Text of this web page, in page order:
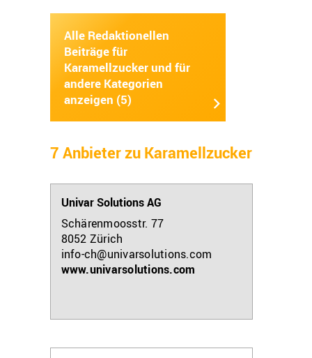
Alle Redaktionellen
Beiträge für
Karamellzucker und für
andere Kategorien
anzeigen (5)
7 Anbieter zu Karamellzucker
Univar Solutions AG
Schärenmoosstr. 77
8052 Zürich
info-ch@univarsolutions.com
www.univarsolutions.com